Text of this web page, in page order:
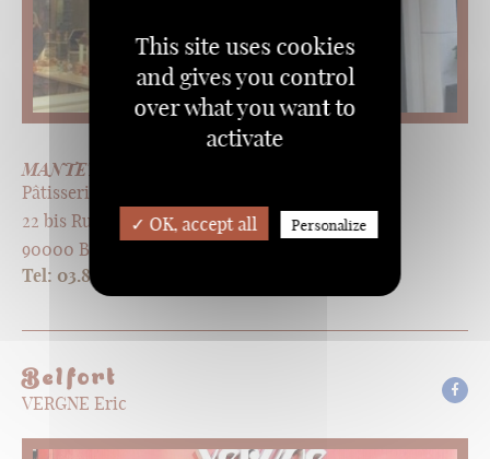
MANTEY Florent
Pâtisserie, Chocolaterie, Glacerie, Traiteur
22 bis Rue Dreyfus Schmidt
90000 Belfort
Tel: 03.84.22.06.97
Belfort
VERGNE Eric
This site uses cookies
and gives you control
over what you want to
activate
✓ OK, accept all Personalize